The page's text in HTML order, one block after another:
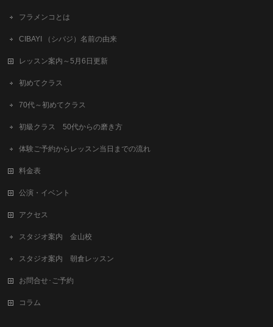
フラメンコとは
CIBAYI （シバジ）名前の由来
レッスン案内～5月6日更新
初めてクラス
70代～初めてクラス
初級クラス 50代からの磨き方
体験ご予約からレッスン当日までの流れ
料金表
公演・イベント
アクセス
スタジオ案内 金山校
スタジオ案内 朝倉レッスン
お問合せ･ご予約
コラム